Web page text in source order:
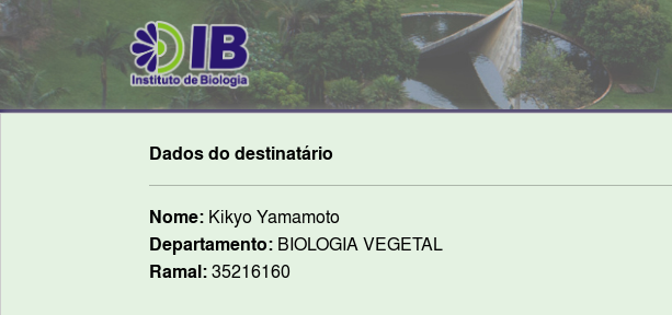
Dados do destinatário
Nome:Kikyo Yamamoto
Departamento:BIOLOGIA VEGETAL
Ramal:35216160